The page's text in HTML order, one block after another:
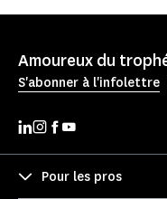
Amoureux du
S'abonner à l'infolettre
Pour les pros